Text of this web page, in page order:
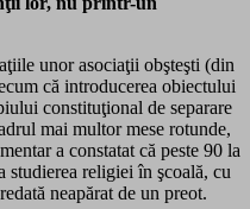
unor asociaţii obşteşti (din
că introducerea obiectului
constituţional de separare
mai multor mese rotunde,
a constatat că peste 90 la
studierea religiei în şcoală, cu
neapărat de un preot.